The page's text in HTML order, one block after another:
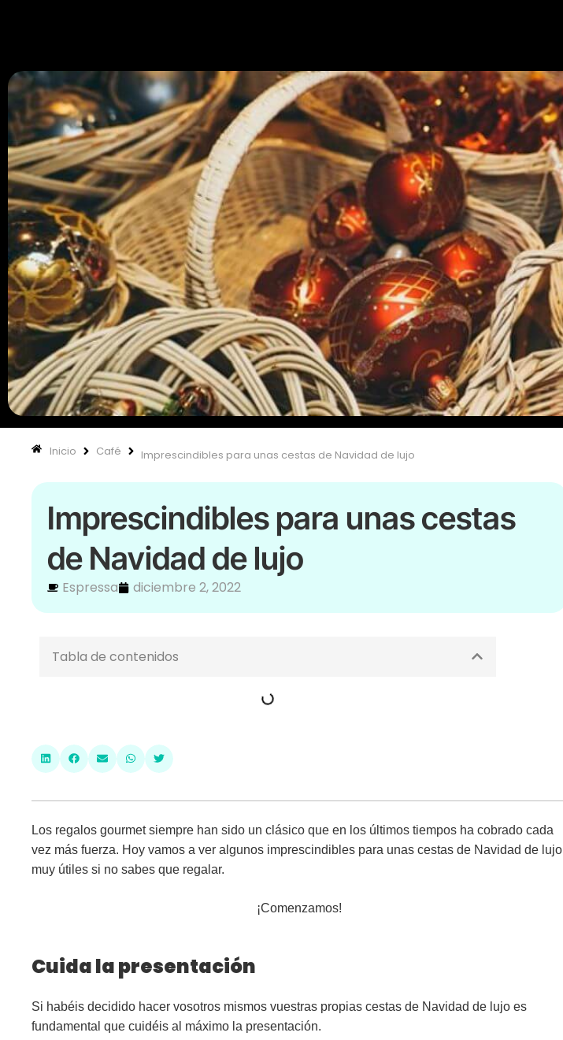
Inicio Café Imprescindibles para unas cestas de Navidad de lujo
Imprescindibles para unas cestas
de Navidad de lujo
Espressa diciembre 2, 2022
Tabla de contenidos
Los regalos gourmet siempre han sido un clásico que en los últimos tiempos ha cobrado cada
vez más fuerza. Hoy vamos a ver algunos imprescindibles para unas cestas de Navidad de lujo
muy útiles si no sabes que regalar.
¡Comenzamos!
Cuida la presentación
Si habéis decidido hacer vosotros mismos vuestras propias cestas de Navidad de lujo es
fundamental que cuidéis al máximo la presentación.